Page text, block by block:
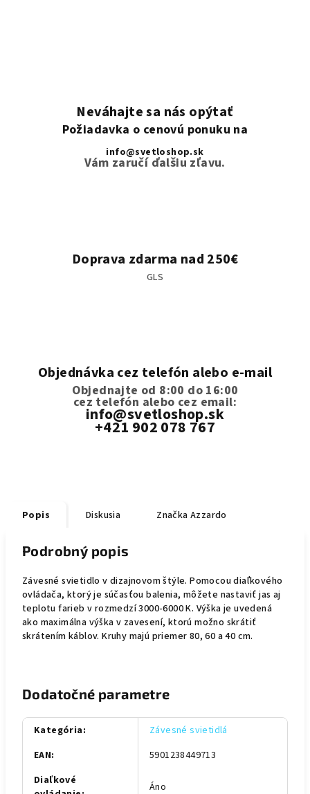
Neváhajte sa nás opýtať
Požiadavka o cenovú ponuku na
info@svetloshop.sk
Vám zaručí ďalšiu zľavu.
Doprava zdarma nad 250€
GLS
Objednávka cez telefón alebo e-mail
Objednajte od 8:00 do 16:00
cez telefón alebo cez email:
info@svetloshop.sk
+421 902 078 767
Popis Diskusia Značka Azzardo
Podrobný popis
Závesné svietidlo v dizajnovom štýle. Pomocou diaľkového
ovládača, ktorý je súčasťou balenia, môžete nastaviť jas aj
teplotu farieb v rozmedzí 3000-6000 K. Výška je uvedená
ako maximálna výška v zavesení, ktorú možno skrátiť
skrátením káblov. Kruhy majú priemer 80, 60 a 40 cm.
Dodatočné parametre
Kategória:
Závesné svietidlá
EAN:
5901238449713
Diaľkové
Áno